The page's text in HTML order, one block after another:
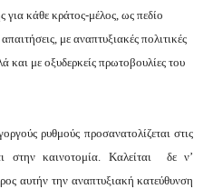
κάθε κράτος-μέλος, ως πεδίο
με αναπτυξιακές πολιτικές
και με οξυδερκείς πρωτοβουλίες του
ρυθμούς προσανατολίζεται στις
στην καινοτομία. Καλείται
δε ν’
αυτήν την αναπτυξιακή κατεύθυνση